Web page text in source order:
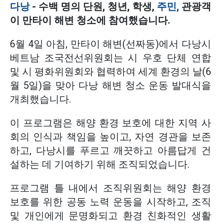
다낭- 수백 명의 단원, 청년, 학생, 주민, 관광객
이 만타이 해변 청소에 참여했습니다.
6월 4일 아침, 만타이 해변(선짜동)에서 다낭시
베트남 조국전선위원회는 시 우호 단체 연합
및 시 평화위원회와 협력하여 세계 환경의 날(6
월 5일)을 맞아 다낭 해변 청소 운동 발대식을
개최했습니다.
이 프로그램은 해양 환경 보호에 대한 지역 사
회의 인식과 책임을 높이고, 자연 경관을 보존
하고, 다낭시를 푸르고 깨끗하고 아름답게 건
설하는 데 기여하기 위해 조직되었습니다.
프로그램 틀 내에서 조직위원회는 해양 환경
보호를 위한 공동 노력 운동을 시작하고, 조직
및 개인에게 문명화되고 환경 친화적인 생활